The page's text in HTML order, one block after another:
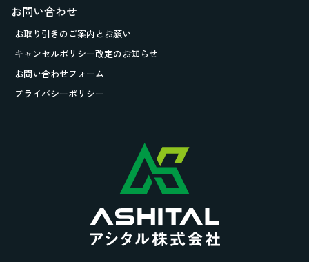
お問い合わせ
お取り引きのご案内とお願い
キャンセルポリシー改定のお知らせ
お問い合わせフォーム
プライバシーポリシー